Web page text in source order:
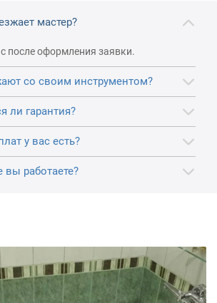
мастер?
после оформления заявки.
со своим инструментом?
ли гарантия?
у вас есть?
вы работаете?